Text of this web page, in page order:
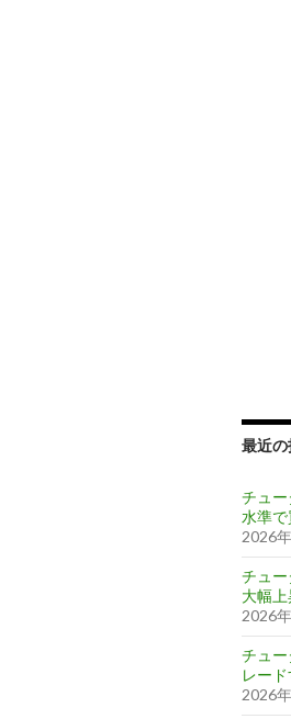
最近
チュ
水準
2026
チュ
大幅
2026
チュー
レー
2026